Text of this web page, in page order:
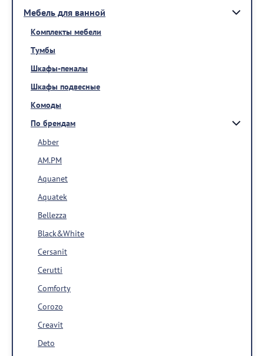
Мебель для ванной
Комплекты мебели
Тумбы
Шкафы-пеналы
Шкафы подвесные
Комоды
По брендам
Abber
AM.PM
Aquanet
Aquatek
Bellezza
Black&White
Cersanit
Cerutti
Comforty
Corozo
Creavit
Deto